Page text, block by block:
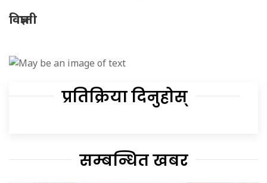
विज्ञप्ती
प्रतिक्रिया दिनुहोस्
सम्बन्धित खबर